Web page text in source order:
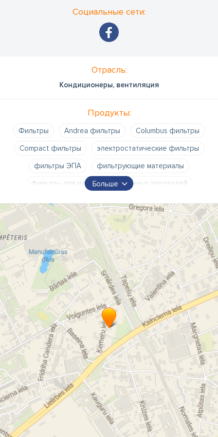
Социальные сети:
Отрасль:
Кондиционеры, вентиляция
Продукты:
Фильтры Andrea фильтры
Columbus фильтры
Compact фильтры
электростатические фильтры
фильтры ЭПА
фильтрующие материалы
фильтры для масляных и туманных аэрозолей
фильтры для деревообрабатывающего оборудования
фильтры для камер лакировки и покраски
фильтры для металлообработки
фильтры для кухонных вытяжек
мешки фильтров
носки фильтров
воздушные фильтры
Воздушный фильтр
НЕРА-фильтры
карманные фильтры
компактные фильтры
угольные фильтры для нейтрализации запахов
Панельный фильтр
панельные фильтры
бумажные фильтры
рукавные фильтры
рукавные фильтры для производства асфальта
рукавные фильтры для производства бетона
рукавные фильтры для производства цемента
Больше